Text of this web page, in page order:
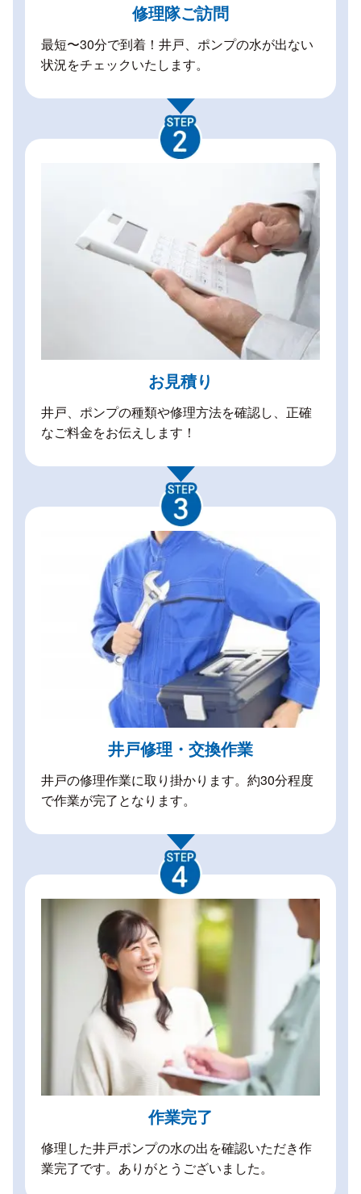
修理隊ご訪問
最短〜30分で到着！井戸、ポンプの水が出ない
状況をチェックいたします。
お見積り
井戸、ポンプの種類や修理方法を確認し、正確
なご料金をお伝えします！
井戸修理・交換作業
井戸の修理作業に取り掛かります。約30分程度
で作業が完了となります。
作業完了
修理した井戸ポンプの水の出を確認いただき作
業完了です。ありがとうございました。